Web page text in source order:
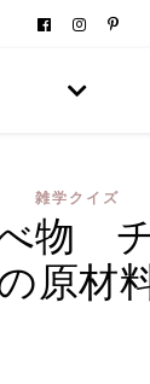
雑学クイズ
物 チ
原材